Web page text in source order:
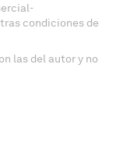
condiciones de
las del autor y no